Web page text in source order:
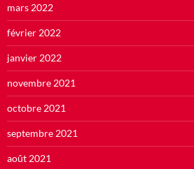
mars 2022
février 2022
janvier 2022
novembre 2021
octobre 2021
septembre 2021
août 2021